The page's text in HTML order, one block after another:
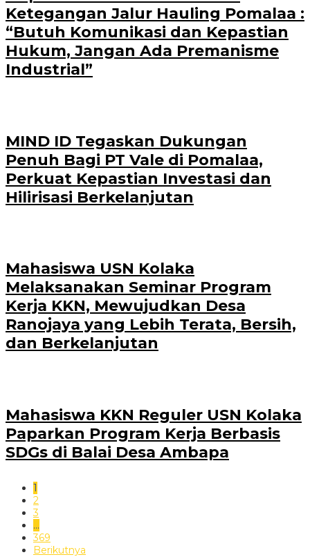
Ketegangan Jalur Hauling Pomalaa :
“Butuh Komunikasi dan Kepastian
Hukum, Jangan Ada Premanisme
Industrial”
MIND ID Tegaskan Dukungan
Penuh Bagi PT Vale di Pomalaa,
Perkuat Kepastian Investasi dan
Hilirisasi Berkelanjutan
Mahasiswa USN Kolaka
Melaksanakan Seminar Program
Kerja KKN, Mewujudkan Desa
Ranojaya yang Lebih Terata, Bersih,
dan Berkelanjutan
Mahasiswa KKN Reguler USN Kolaka
Paparkan Program Kerja Berbasis
SDGs di Balai Desa Ambapa
1
2
3
…
369
Berikutnya